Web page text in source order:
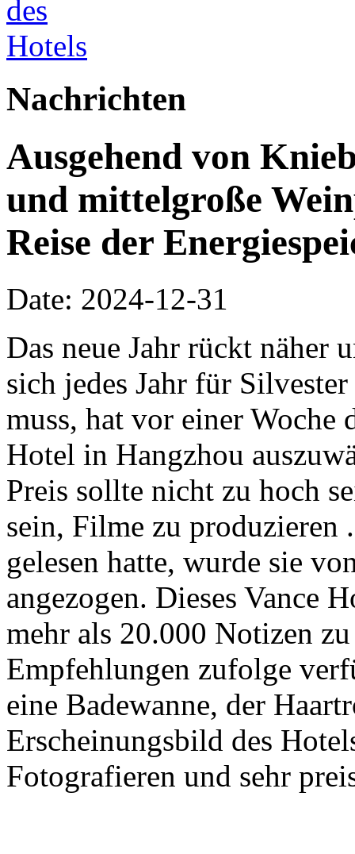
Nachrichten
Ausgehend von
und mittelgroße
Reise der
Date: 2024-12-31
Das neue Jahr rückt näher
sich jedes Jahr für
muss, hat vor einer Woche
Hotel in Hangzhou
Preis sollte nicht zu hoch
sein, Filme zu produzieren
gelesen hatte, wurde sie
angezogen. Dieses Vance
mehr als 20.000 Notizen
Empfehlungen zufolge
eine Badewanne, der
Erscheinungsbild des
Fotografieren und sehr